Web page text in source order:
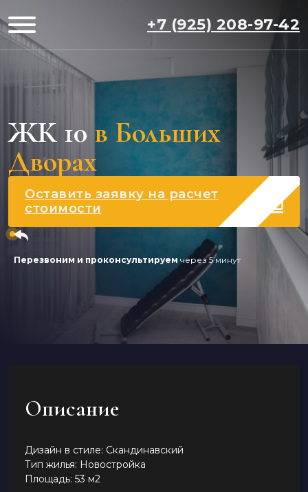
+7 (925) 208-97-42
ЖК 10 в Больших
Дворах
Оставить заявку на расчет
стоимости
Перезвоним и проконсультируем через 5 минут
Описание
Дизайн в стиле: Скандинавский
Тип жилья: Новостройка
Площадь: 53 м2